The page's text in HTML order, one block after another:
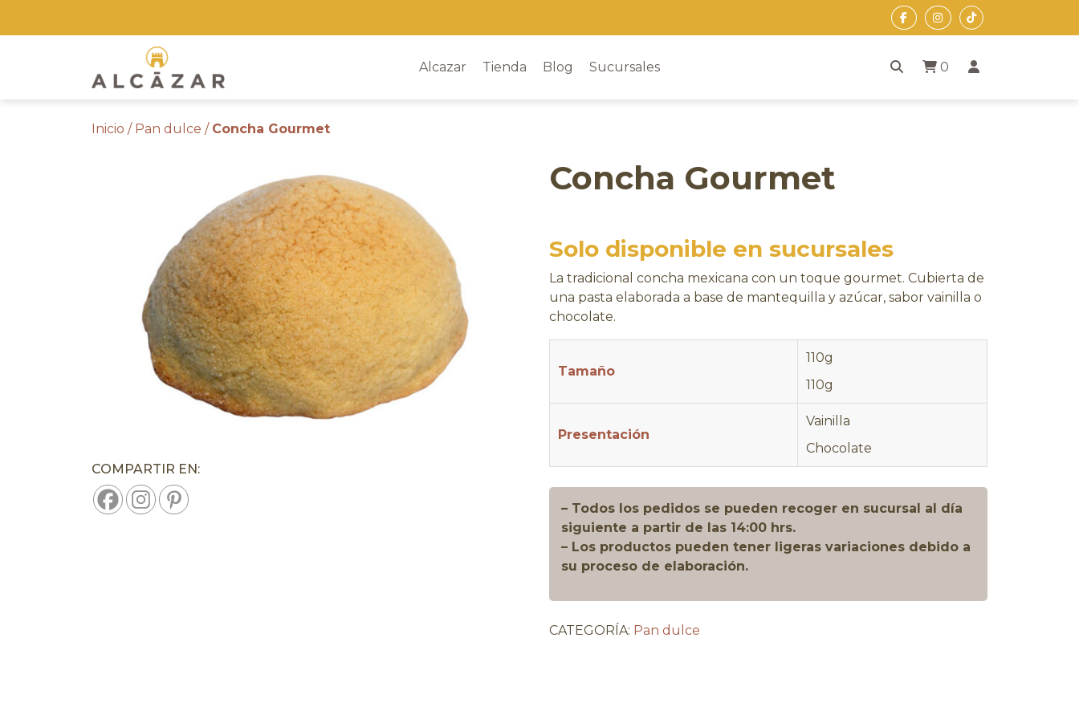
Alcazar Tienda Blog Sucursales 0
Inicio / Pan dulce / Concha Gourmet
COMPARTIR EN:
Concha Gourmet
Solo disponible en sucursales
La tradicional concha mexicana con un toque gourmet. Cubierta de
una pasta elaborada a base de mantequilla y azúcar, sabor vainilla o
chocolate.
Tamaño
110g
110g
Presentación
Vainilla
Chocolate
– Todos los pedidos se pueden recoger en sucursal al día
siguiente a partir de las 14:00 hrs.
– Los productos pueden tener ligeras variaciones debido a
su proceso de elaboración.
CATEGORÍA: Pan dulce